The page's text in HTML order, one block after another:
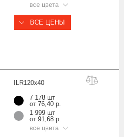
все цвета
ВСЕ ЦЕНЫ
ILR120x40
7 178 шт
от 76,40 р.
1 999 шт
от 91,68 р.
все цвета